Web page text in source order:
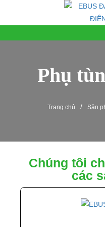
Phụ
Trang chủ / Sản
Chúng tôi
các